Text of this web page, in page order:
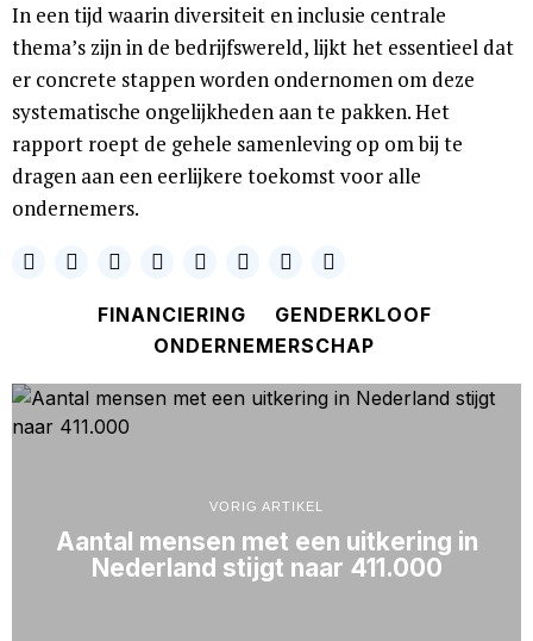
In een tijd waarin diversiteit en inclusie centrale
thema’s zijn in de bedrijfswereld, lijkt het essentieel dat
er concrete stappen worden ondernomen om deze
systematische ongelijkheden aan te pakken. Het
rapport roept de gehele samenleving op om bij te
dragen aan een eerlijkere toekomst voor alle
ondernemers.
FINANCIERING
GENDERKLOOF
ONDERNEMERSCHAP
VORIG ARTIKEL
Aantal mensen met een uitkering in
Nederland stijgt naar 411.000